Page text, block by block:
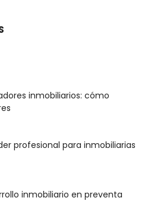
inmobiliarios: cómo
profesional para inmobiliarias
inmobiliario en preventa